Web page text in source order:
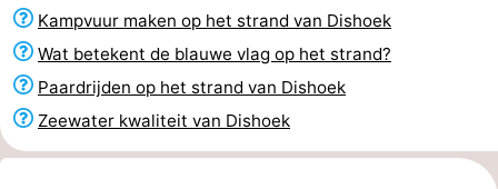
Zien
&
doen
Bezienswaardigheden
-
Kampvuur maken op het strand van Dishoek
Wat betekent de blauwe vlag op het strand?
Paardrijden op het strand van Dishoek
Zeewater kwaliteit van Dishoek